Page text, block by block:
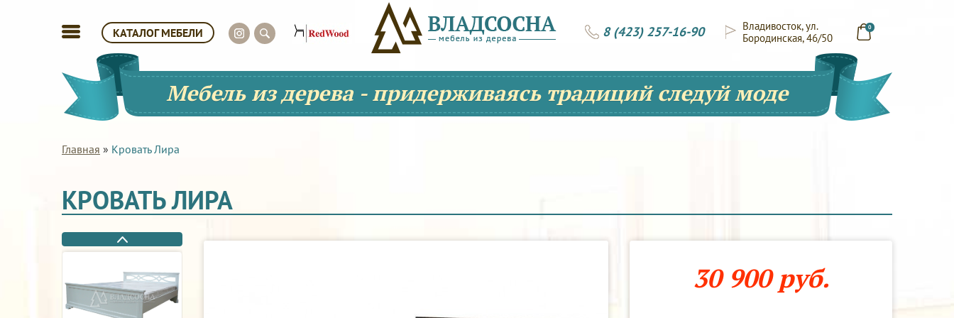
КАТАЛОГ МЕБЕЛИ 0
Владивосток, ул.
Бородинская, 46/50
8 (423) 257-16-90
Мебель из дерева - придерживаясь традиций следуй моде
Главная » Кровать Лира
КРОВАТЬ ЛИРА
30 900 руб.